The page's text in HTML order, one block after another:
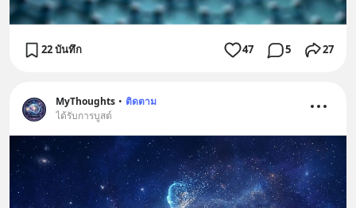
22 บันทึก 47 5 27
MyThoughts • ติดตาม
ได้รับการบูสต์